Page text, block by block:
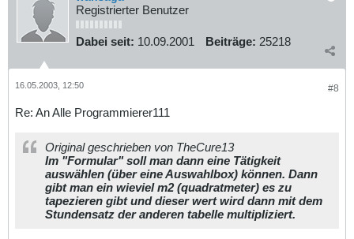
Registrierter Benutzer
Dabei seit: 10.09.2001 Beiträge: 25218
#8
16.05.2003, 12:50
Re: An Alle Programmierer111
Original geschrieben von TheCure13
Im "Formular" soll man dann eine Tätigkeit
auswählen (über eine Auswahlbox) können. Dann
gibt man ein wieviel m2 (quadratmeter) es zu
tapezieren gibt und dieser wert wird dann mit dem
Stundensatz der anderen tabelle multipliziert.